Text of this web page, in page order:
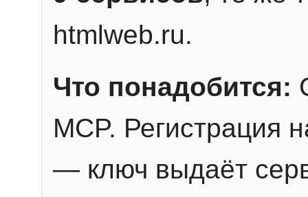
htmlweb.ru.
Что понадобится:
MCP. Регистрация
— ключ выдаёт